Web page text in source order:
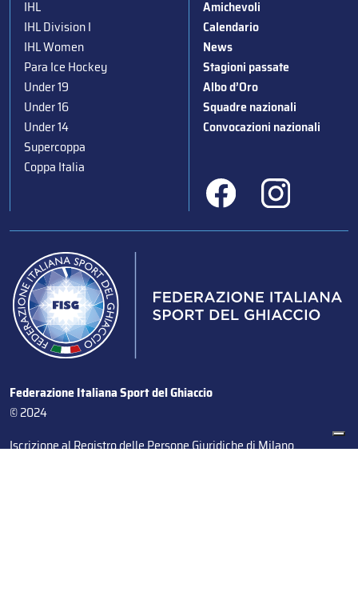
IHL
IHL Division I
IHL Women
Para Ice Hockey
Under 19
Under 16
Under 14
Supercoppa
Coppa Italia
Amichevoli
Calendario
News
Stagioni passate
Albo d’Oro
Squadre nazionali
Convocazioni nazionali
Federazione Italiana Sport del Ghiaccio
© 2024
Iscrizione al Registro delle Persone Giuridiche di Milano